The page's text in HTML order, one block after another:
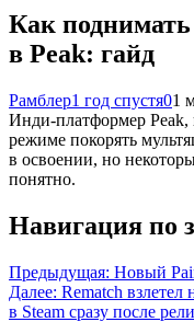
Как
в Peak: гайд
Рамблер1 год спустя01
Инди-платформер
режиме покорять
в освоении, но
понятно.
Навигация по
Предыдущая: Новый
Далее: Rematch взлетел
в Steam сразу после